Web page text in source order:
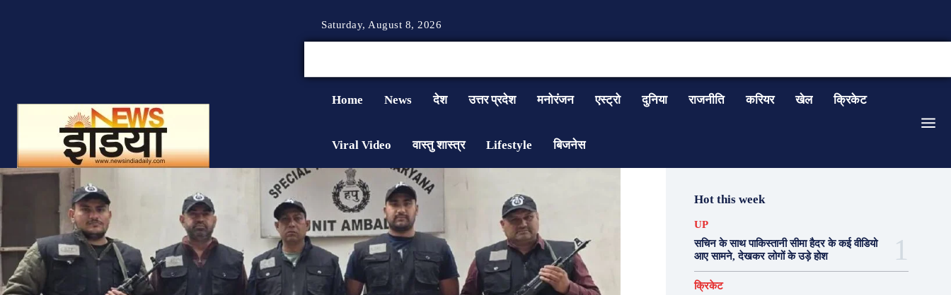
Saturday, August 8, 2026
Home News देश उत्तर प्रदेश मनोरंजन एस्ट्रो दुनिया राजनीति करियर खेल क्रिकेट
Viral Video वास्तु शास्त्र Lifestyle बिजनेस
Hot this week
UP
सचिन के साथ पाकिस्तानी सीमा हैदर के कई वीडियो
आए सामने, देखकर लोगों के उड़े होश
क्रिकेट